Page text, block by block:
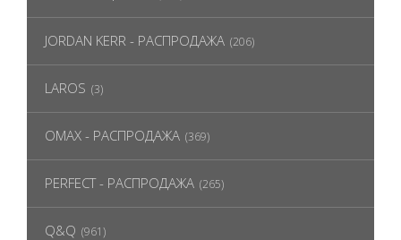
JORDAN KERR - РАСПРОДАЖА (206)
LAROS (3)
OMAX - РАСПРОДАЖА (369)
PERFECT - РАСПРОДАЖА (265)
Q&Q (961)